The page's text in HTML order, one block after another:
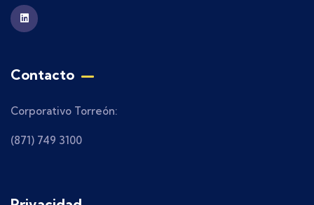
Contacto
Corporativo Torreón:
(871) 749 3100